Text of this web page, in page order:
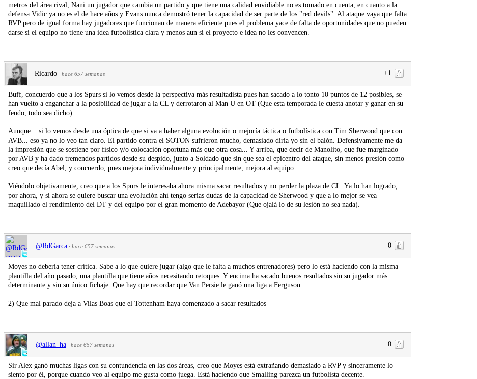
metros del área rival, Nani un jugador que cambia un partido y que tiene una calidad envidiable no es tomado en cuenta, en cuanto a la
defensa Vidic ya no es el de hace años y Evans nunca demostró tener la capacidad de ser parte de los "red devils". Al ataque vaya que falta
RVP pero de igual forma hay jugadores que funcionan de manera eficiente pues el problema yace de falta de oportunidades que no pueden
darse si el equipo no tiene una idea futbolistica clara y menos aun si el proyecto e idea no les convencen.
+1
Ricardo · hace 657 semanas
Buff, concuerdo que a los Spurs si lo vemos desde la perspectiva más resultadista pues han sacado a lo tonto 10 puntos de 12 posibles, se
han vuelto a enganchar a la posibilidad de jugar a la CL y derrotaron al Man U en OT (Que esta temporada le cuesta anotar y ganar en su
feudo, todo sea dicho).
Aunque... si lo vemos desde una óptica de que si va a haber alguna evolución o mejoría táctica o futbolística con Tim Sherwood que con
AVB... eso ya no lo veo tan claro. El partido contra el SOTON sufrieron mucho, demasiado diría yo sin el balón. Defensivamente me da
la impresión que se sostiene por físico y/o colocación oportuna más que otra cosa... Y arriba, que decir de Manolito, que fue marginado
por AVB y ha dado tremendos partidos desde su despido, junto a Soldado que sin que sea el epicentro del ataque, sin menos presión como
creo que decía Abel, y concuerdo, pues mejora individualmente y principalmente, mejora al equipo.
Viéndolo objetivamente, creo que a los Spurs le interesaba ahora misma sacar resultados y no perder la plaza de CL. Ya lo han logrado,
por ahora, y si ahora se quiere buscar una evolución ahí tengo serias dudas de la capacidad de Sherwood y que a lo mejor se vea
maquillado el rendimiento del DT y del equipo por el gran momento de Adebayor (Que ojalá lo de su lesión no sea nada).
0
@RdGarca · hace 657 semanas
Moyes no debería tener crítica. Sabe a lo que quiere jugar (algo que le falta a muchos entrenadores) pero lo está haciendo con la misma
plantilla del año pasado, una plantilla que tiene años necesitando retoques. Y encima ha sacado buenos resultados sin su jugador más
determinante y sin su único fichaje. Que hay que recordar que Van Persie le ganó una liga a Ferguson.
2) Que mal parado deja a Vilas Boas que el Tottenham haya comenzado a sacar resultados
0
@allan_ha · hace 657 semanas
Sir Alex ganó muchas ligas con su contundencia en las dos áreas, creo que Moyes está extrañando demasiado a RVP y sinceramente lo
siento por él, porque cuando veo al equipo me gusta como juega. Está haciendo que Smalling parezca un futbolista decente.